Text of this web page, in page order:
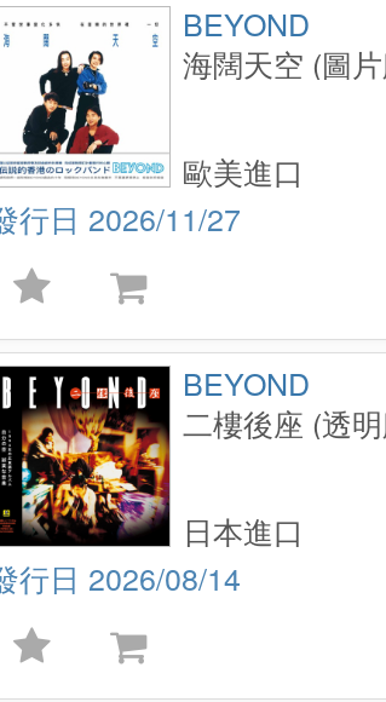
BEYOND
海闊天空 (圖
2026/11/27
歐美進口
BEYOND
二樓後座 (透
2026/08/14
日本進口